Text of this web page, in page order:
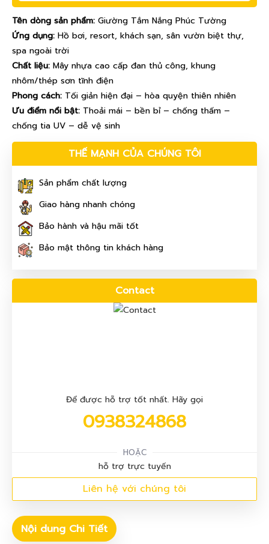
Tên dòng sản phẩm: Giường Tắm Nắng Phúc Tường
Ứng dụng: Hồ bơi, resort, khách sạn, sân vườn biệt thự,
spa ngoài trời
Chất liệu: Mây nhựa cao cấp đan thủ công, khung
nhôm/thép sơn tĩnh điện
Phong cách: Tối giản hiện đại – hòa quyện thiên nhiên
Ưu điểm nổi bật: Thoải mái – bền bỉ – chống thấm –
chống tia UV – dễ vệ sinh
THẾ MẠNH CỦA CHÚNG TÔI
Sản phẩm chất lượng
Giao hàng nhanh chóng
Bảo hành và hậu mãi tốt
Bảo mật thông tin khách hàng
Contact
Để được hỗ trợ tốt nhất. Hãy gọi
0938324868
HOẶC
hỗ trợ trực tuyến
Liên hệ với chúng tôi
Nội dung Chi Tiết